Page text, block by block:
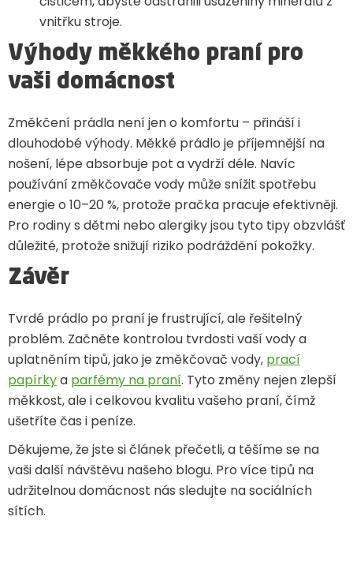
vnitřku stroje.
Výhody měkkého praní pro
vaši domácnost
Změkčení prádla není jen o komfortu – přináší i
dlouhodobé výhody. Měkké prádlo je příjemnější na
nošení, lépe absorbuje pot a vydrží déle. Navíc
používání změkčovače vody může snížit spotřebu
energie o 10–20 %, protože pračka pracuje efektivněji.
Pro rodiny s dětmi nebo alergiky jsou tyto tipy obzvlášť
důležité, protože snižují riziko podráždění pokožky.
Závěr
Tvrdé prádlo po praní je frustrující, ale řešitelný
problém. Začněte kontrolou tvrdosti vaší vody a
uplatněním tipů, jako je změkčovač vody, prací
papírkya parfémy na praní. Tyto změny nejen zlepší
měkkost, ale i celkovou kvalitu vašeho praní, čímž
ušetříte čas i peníze.
Děkujeme, že jste si článek přečetli, a těšíme se na
vaši další návštěvu našeho blogu. Pro více tipů na
udržitelnou domácnost nás sledujte na sociálních
sítích.